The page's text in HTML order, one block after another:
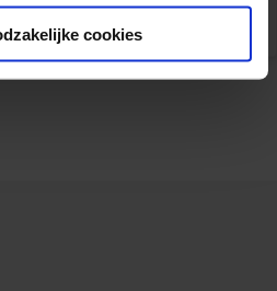
cookies